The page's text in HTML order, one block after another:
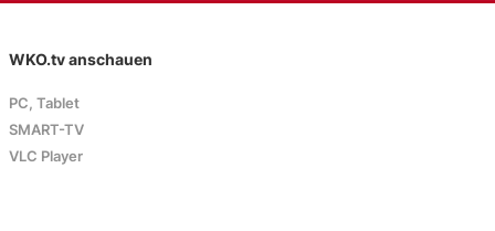
WKO.tv anschauen
PC, Tablet
SMART-TV
VLC Player